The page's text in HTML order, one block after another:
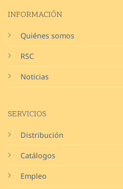
INFORMACIÓN
Quiénes somos
RSC
Noticias
SERVICIOS
Distribución
Catálogos
Empleo